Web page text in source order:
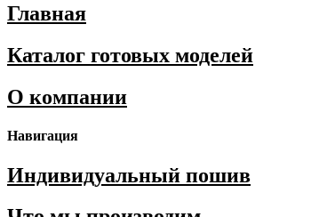
Главная
Каталог готовых моделей
О компании
Навигация
Индивидуальный пошив